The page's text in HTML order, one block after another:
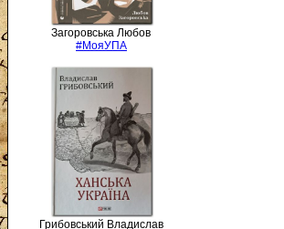
Загоровська Любов
#МояУПА
Грибовський Владислав